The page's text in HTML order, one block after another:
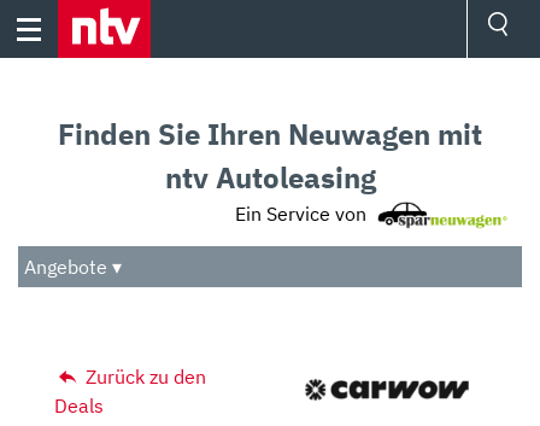
Skip
Audio
Das Beste
Finden Sie Ihren Neuwagen mit
ntv Autoleasing
Ein Service von
Angebote ▾
Zurück zu den
Deals